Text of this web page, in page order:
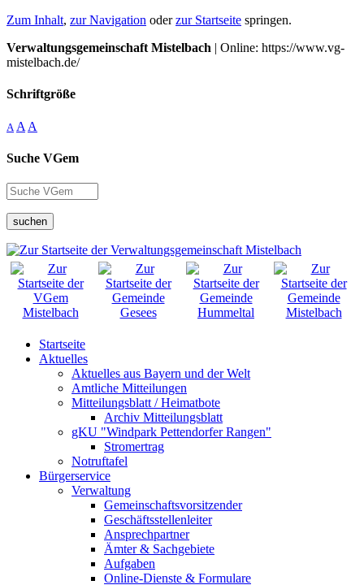
Zum Inhalt, zur Navigation oderzur Startseite springen.
Verwaltungsgemeinschaft Mistelbach | Online: https://www.vg-
mistelbach.de/
Schriftgröße
A A A
Suche VGem
suchen
Startseite
Aktuelles
Aktuelles aus Bayern und der Welt
Amtliche Mitteilungen
Mitteilungsblatt / Heimatbote
Archiv Mitteilungsblatt
gKU "Windpark Pettendorfer Rangen"
Stromertrag
Notruftafel
Bürgerservice
Verwaltung
Gemeinschaftsvorsitzender
Geschäftsstellenleiter
Ansprechpartner
Ämter & Sachgebiete
Aufgaben
Online-Dienste & Formulare